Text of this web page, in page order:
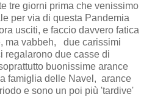
tre giorni prima che venissimo
per via di questa Pandemia
usciti, e faccio davvero fatica
ma vabbeh, due carissimi
regalarono due casse di
buonissime arance
famiglia delle Navel, arance
e sono un poi più 'tardive'